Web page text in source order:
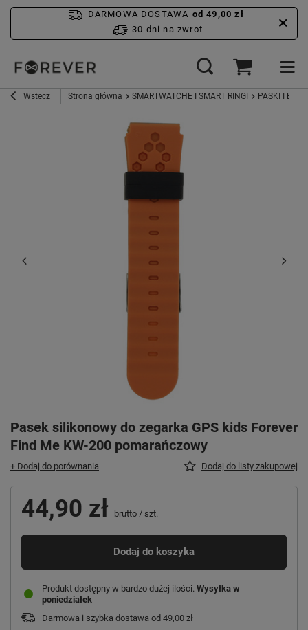
DARMOWA DOSTAWA od 49,00 zł
30 dni na zwrot
Wstecz Strona główna SMARTWATCHE I SMART RINGI PASKI I ETUI
Pasek silikonowy do zegarka GPS kids Forever
Find Me KW-200 pomarańczowy
+ Dodaj do porównania Dodaj do listy zakupowej
44,90 zł brutto / szt.
Dodaj do koszyka
Produkt dostępny w bardzo dużej ilości Wysyłka w
poniedziałek
Darmowa i szybka dostawa od 49,00 zł